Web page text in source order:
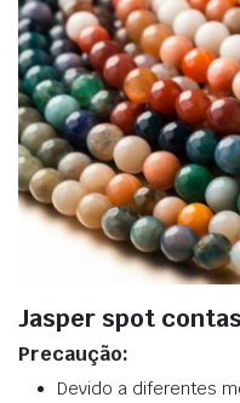
Jasper spot
Precaução:
Devido a diferentes